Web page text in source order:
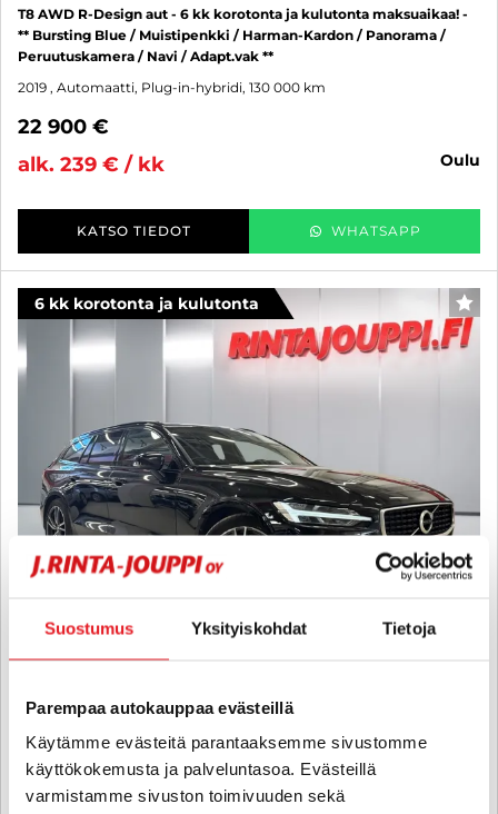
Suostumus Yksityiskohdat Tietoja
Parempaa autokauppaa evästeillä
Käytämme evästeitä parantaaksemme sivustomme
käyttökokemusta ja palveluntasoa. Evästeillä
varmistamme sivuston toimivuuden sekä
T8 AWD R-Design aut - 6 kk korotonta ja kulutonta maksuaikaa! -
** Bursting Blue / Muistipenkki / Harman-Kardon / Panorama /
Peruutuskamera / Navi / Adapt.vak **
2019 , Automaatti, Plug-in-hybridi, 130 000 km
22 900 €
alk. 239 € / kk
oulu
KATSO TIEDOT WHATSAPP
6 kk korotonta ja kulutonta
T8 AWD R-Design aut - 6 kk korotonta ja kulutonta maksuaikaa! -
Vakkari, Navi, Juuri huollettu ja jakopää vaihdettu!!
2019 , Automaatti, Plug-in-hybridi, 136 000 km